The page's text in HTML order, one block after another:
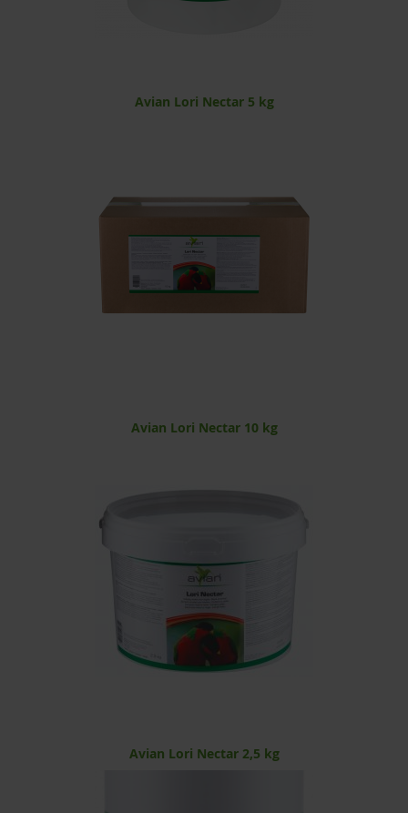
Avian Lori Nectar 5 kg
Avian Lori Nectar 10 kg
Avian Lori Nectar 2,5 kg